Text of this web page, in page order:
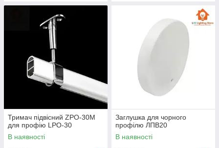
Тримач підвісний ZPO-30M
для профію LPO-30
В наявності
Заглушка для чорного
профілю ЛПВ20
В наявності